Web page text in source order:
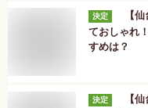
決定
【
ておしゃれ
すめは？
決定
【